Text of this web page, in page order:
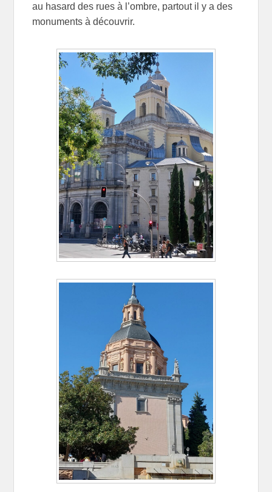
au hasard des rues à l’ombre, partout il y a des
monuments à découvrir.